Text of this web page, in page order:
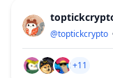
@toptickcrypto
+11